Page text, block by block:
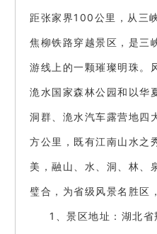
距张家界100公里，从三
焦柳铁路穿越景区，是三
游线上的一颗璀璨明珠。
洈水国家森林公园和以华
洞群、洈水汽车露营地四
方公里，既有江南山水之
美，融山、水、洞、林、
璧合，为省级风景名胜区
1、景区地址：湖北